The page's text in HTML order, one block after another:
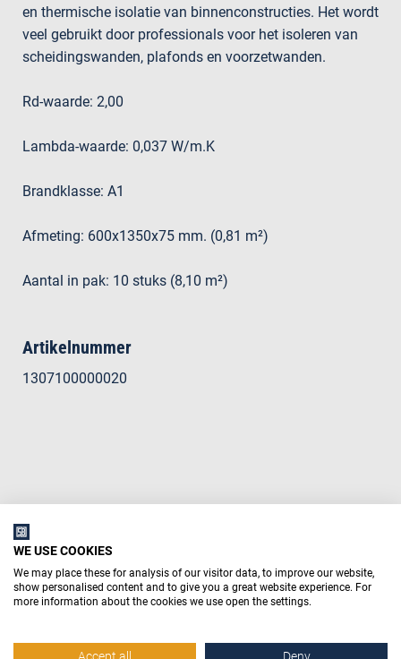
en thermische isolatie van binnenconstructies. Het wordt
veel gebruikt door professionals voor het isoleren van
scheidingswanden, plafonds en voorzetwanden.
Rd-waarde: 2,00
Lambda-waarde: 0,037 W/m.K
Brandklasse: A1
Afmeting: 600x1350x75 mm. (0,81 m²)
Aantal in pak: 10 stuks (8,10 m²)
Artikelnummer
1307100000020
WE USE COOKIES
We may place these for analysis of our visitor data, to improve our website,
show personalised content and to give you a great website experience. For
more information about the cookies we use open the settings.